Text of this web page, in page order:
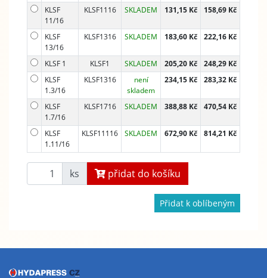
KLSF
11/16
KLSF1116 SKLADEM 131,15 Kč 158,69 Kč
KLSF
13/16
KLSF1316 SKLADEM 183,60 Kč 222,16 Kč
KLSF 1 KLSF1 SKLADEM 205,20 Kč
248,29 Kč
KLSF
1.3/16
KLSF1316
není
skladem
234,15 Kč 283,32 Kč
KLSF
1.7/16
KLSF1716 SKLADEM 388,88 Kč 470,54 Kč
KLSF
1.11/16
KLSF11116 SKLADEM 672,90 Kč 814,21 Kč
ks přidat do košíku
Přidat k oblíbeným